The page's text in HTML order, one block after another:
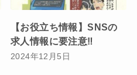
【お役立ち情報】SNSの
求人情報に要注意‼️
2024年12月5日